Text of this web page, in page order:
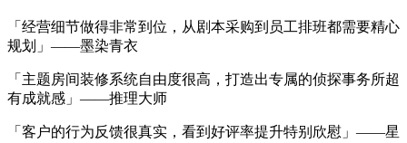
「经营细节做得非常到位，从剧本采购到员工排班都需要精心
规划」——墨染青衣
「主题房间装修系统自由度很高，打造出专属的侦探事务所超
有成就感」——推理大师
「客户的行为反馈很真实，看到好评率提升特别欣慰」——星